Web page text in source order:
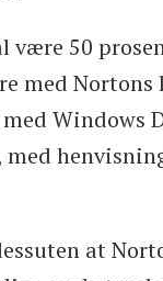
være 50
med Nortons
Windows
med
at